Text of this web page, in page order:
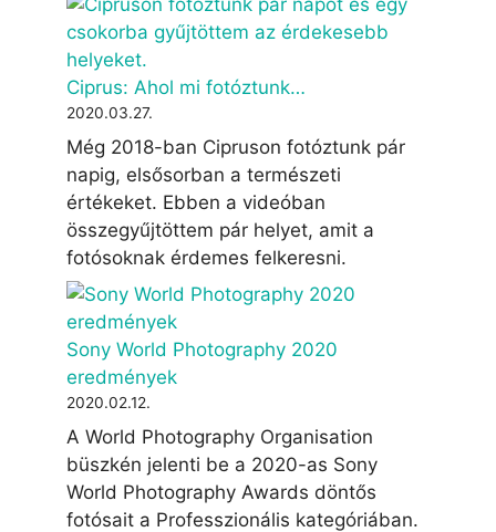
Ciprus: Ahol mi fotóztunk…
2020.03.27.
Még 2018-ban Cipruson fotóztunk pár
napig, elsősorban a természeti
értékeket. Ebben a videóban
összegyűjtöttem pár helyet, amit a
fotósoknak érdemes felkeresni.
Sony World Photography 2020
eredmények
2020.02.12.
A World Photography Organisation
büszkén jelenti be a 2020-as Sony
World Photography Awards döntős
fotósait a Professzionális kategóriában.